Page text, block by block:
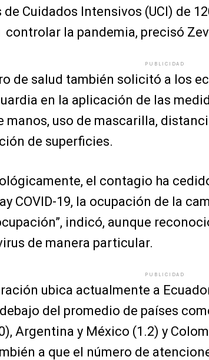
de Cuidados Intensivos (UCI) de
la pandemia, precisó
PUBLICIDAD
de salud también solicitó a los
en la aplicación de las
manos, uso de mascarilla,
de superficies.
el contagio ha
COVID-19, la ocupación de la
indicó, aunque
de manera particular.
PUBLICIDAD
ubica actualmente a
del promedio de países
Argentina y México (1.2) y
a que el número de